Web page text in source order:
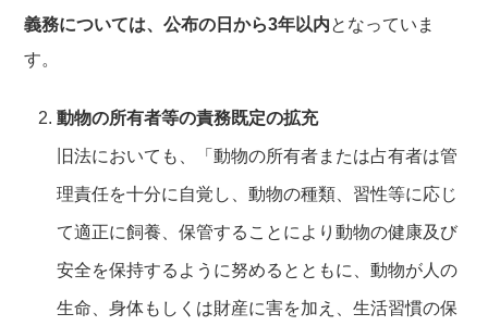
義務については、公布の日から3年以内となっていま
す。
動物の所有者等の責務既定の拡充
旧法においても、「動物の所有者または占有者は管
理責任を十分に自覚し、動物の種類、習性等に応じ
て適正に飼養、保管することにより動物の健康及び
安全を保持するように努めるとともに、動物が人の
生命、身体もしくは財産に害を加え、生活習慣の保